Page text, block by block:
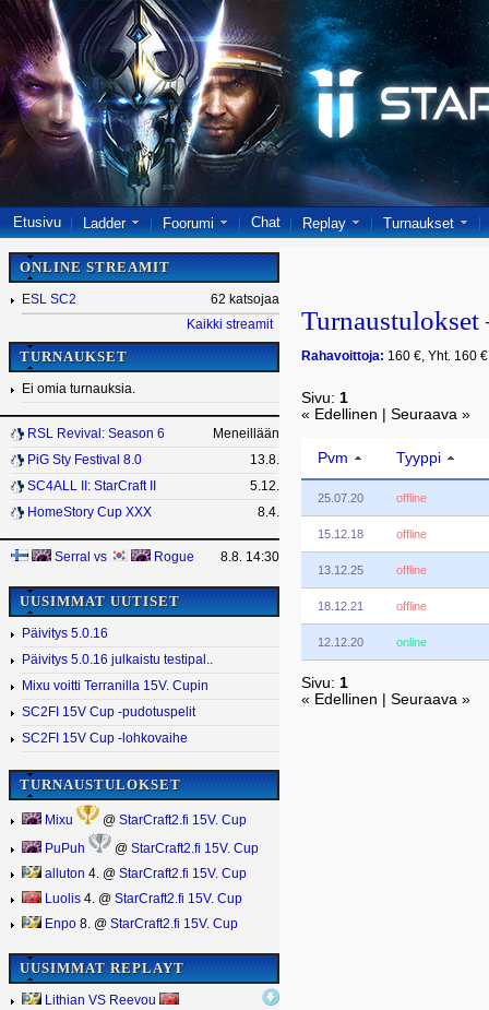
Etusivu Ladder Foorumi Chat Replay Turnaukset
ONLINE STREAMIT
ESL SC2
62 katsojaa
Kaikki streamit
TURNAUKSET
Ei omia turnauksia.
RSL Revival: Season 6
Meneillään
PiG Sty Festival 8.0
13.8.
SC4ALL II: StarCraft II
5.12.
HomeStory Cup XXX
8.4.
Serral vs Rogue 8.8. 14:30
UUSIMMAT UUTISET
Päivitys 5.0.16
Päivitys 5.0.16 julkaistu testipal..
Mixu voitti Terranilla 15V. Cupin
SC2FI 15V Cup -pudotuspelit
SC2FI 15V Cup -lohkovaihe
TURNAUSTULOKSET
Mixu @ StarCraft2.fi 15V. Cup
PuPuh @ StarCraft2.fi 15V. Cup
alluton 4. @ StarCraft2.fi 15V. Cup
Luolis 4. @ StarCraft2.fi 15V. Cup
Enpo 8. @ StarCraft2.fi 15V. Cup
UUSIMMAT REPLAYT
Lithian VS Reevou
Rahavoittoja: 160 €, Yht. 160 €
Sivu: 1
« Edellinen | Seuraava »
Pvm Tyyppi
25.07.20 offline
15.12.18 offline
13.12.25 offline
18.12.21 offline
12.12.20 online
Sivu: 1
« Edellinen | Seuraava »